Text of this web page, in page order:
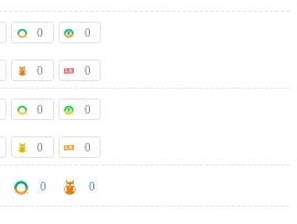
0 0
0 0
0 0
0 0
0 0